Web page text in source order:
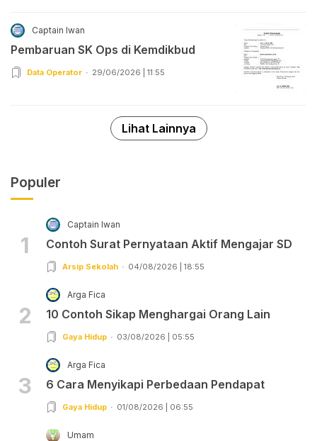
Captain Iwan
Pembaruan SK Ops di Kemdikbud
Data Operator 29/06/2026 | 11:55
Lihat Lainnya
Populer
1
Captain Iwan
Contoh Surat Pernyataan Aktif Mengajar SD
Arsip Sekolah 04/08/2026 | 18:55
2
Arga Fica
10 Contoh Sikap Menghargai Orang Lain
Gaya Hidup 03/08/2026 | 05:55
3
Arga Fica
6 Cara Menyikapi Perbedaan Pendapat
Gaya Hidup 01/08/2026 | 06:55
Umam